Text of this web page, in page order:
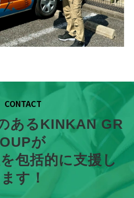
CONTACT
あるKINKAN GR
OUPが
包括的に支援し
ます！